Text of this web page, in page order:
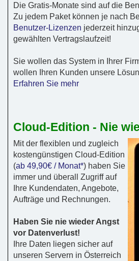
Die Gratis-Monate sind auf die
Zu jedem Paket können je nach
Benutzer-Lizenzen jederzeit
gewählten Vertragslaufzeit!
Sie wollen das System in Ihrer
wollen Ihren Kunden unsere
Erfahren Sie mehr
Cloud-Edition - Nie
Mit der flexiblen und zugleich
kostengünstigen Cloud-Edition
(ab 49,90€ / Monat*) haben Sie
immer und überall Zugriff auf
Ihre Kundendaten, Angebote,
Aufträge und Rechnungen.
Haben Sie nie wieder Angst
vor Datenverlust!
Ihre Daten liegen sicher auf
unseren Servern in Österreich